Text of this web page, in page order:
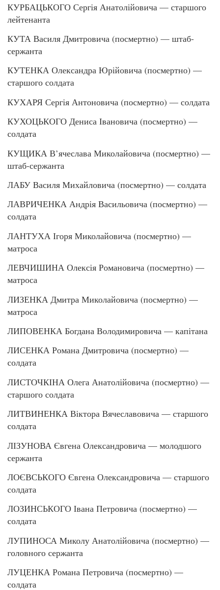
КУРБАЦЬКОГО Сергія Анатолійовича — старшого
лейтенанта
КУТА Василя Дмитровича (посмертно) — штаб-
сержанта
КУТЕНКА Олександра Юрійовича (посмертно) —
старшого солдата
КУХАРЯ Сергія Антоновича (посмертно) — солдата
КУХОЦЬКОГО Дениса Івановича (посмертно) —
солдата
КУЩИКА В’ячеслава Миколайовича (посмертно) —
штаб-сержанта
ЛАБУ Василя Михайловича (посмертно) — солдата
ЛАВРИЧЕНКА Андрія Васильовича (посмертно) —
солдата
ЛАНТУХА Ігоря Миколайовича (посмертно) —
матроса
ЛЕВЧИШИНА Олексія Романовича (посмертно) —
матроса
ЛИЗЕНКА Дмитра Миколайовича (посмертно) —
матроса
ЛИПОВЕНКА Богдана Володимировича — капітана
ЛИСЕНКА Романа Дмитровича (посмертно) —
солдата
ЛИСТОЧКІНА Олега Анатолійовича (посмертно) —
старшого солдата
ЛИТВИНЕНКА Віктора Вячеславовича — старшого
солдата
ЛІЗУНОВА Євгена Олександровича — молодшого
сержанта
ЛОЄВСЬКОГО Євгена Олександровича — старшого
солдата
ЛОЗИНСЬКОГО Івана Петровича (посмертно) —
солдата
ЛУПИНОСА Миколу Анатолійовича (посмертно) —
головного сержанта
ЛУЦЕНКА Романа Петровича (посмертно) —
солдата